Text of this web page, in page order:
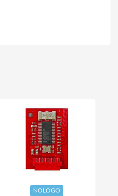
NOLOGO